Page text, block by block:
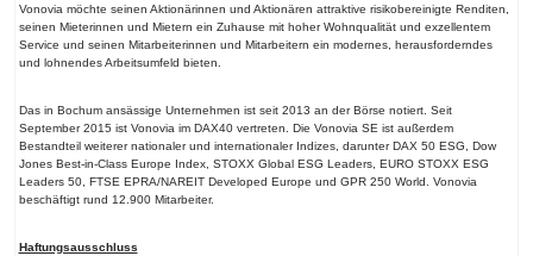
Vonovia möchte seinen Aktionärinnen und Aktionären attraktive risikobereinigte Renditen,
seinen Mieterinnen und Mietern ein Zuhause mit hoher Wohnqualität und exzellentem
Service und seinen Mitarbeiterinnen und Mitarbeitern ein modernes, herausforderndes
und lohnendes Arbeitsumfeld bieten.
Das in Bochum ansässige Unternehmen ist seit 2013 an der Börse notiert. Seit
September 2015 ist Vonovia im DAX40 vertreten. Die Vonovia SE ist außerdem
Bestandteil weiterer nationaler und internationaler Indizes, darunter DAX 50 ESG, Dow
Jones Best-in-Class Europe Index, STOXX Global ESG Leaders, EURO STOXX ESG
Leaders 50, FTSE EPRA/NAREIT Developed Europe und GPR 250 World. Vonovia
beschäftigt rund 12.900 Mitarbeiter.
Haftungsausschluss